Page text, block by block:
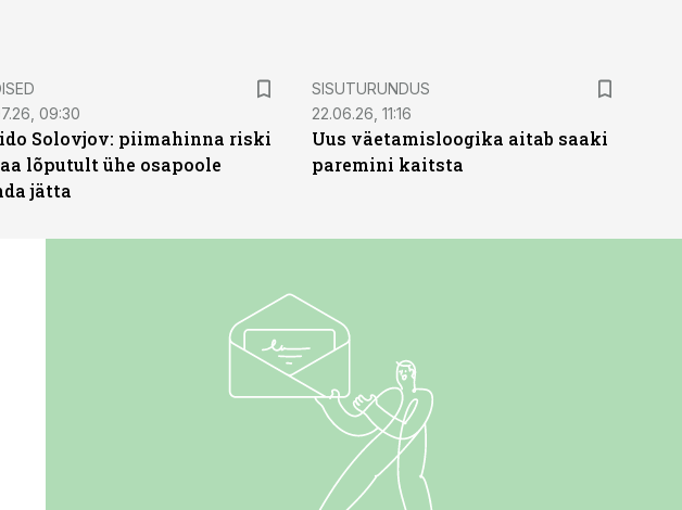
09:30
Solovjov: piimahinna riski
lõputult ühe osapoole
jätta
ST
SISUTURUNDUS
22.06.26, 11:16
Uus väetamisloogika aitab saaki
paremini kaitsta